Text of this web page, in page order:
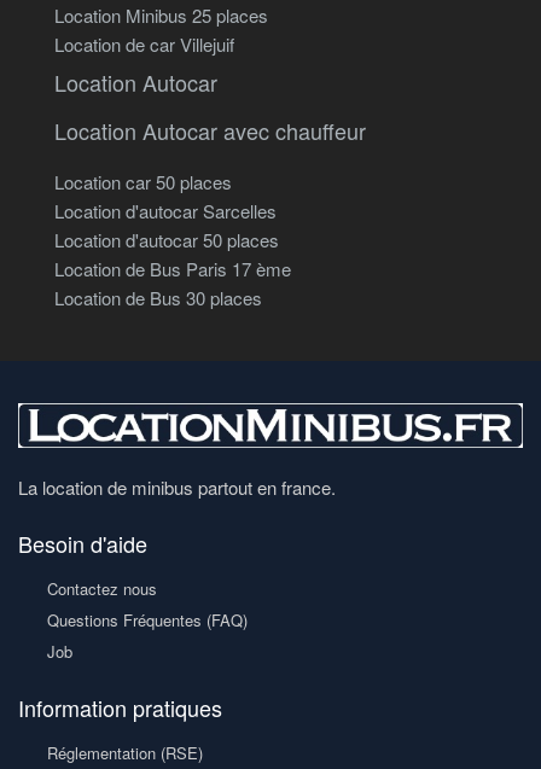
Location Minibus 25 places
Location de car Villejuif
Location Autocar
Location Autocar avec chauffeur
Location car 50 places
Location d'autocar Sarcelles
Location d'autocar 50 places
Location de Bus Paris 17 ème
Location de Bus 30 places
La location de minibus partout en france.
Besoin d'aide
Contactez nous
Questions Fréquentes (FAQ)
Job
Information pratiques
Réglementation (RSE)